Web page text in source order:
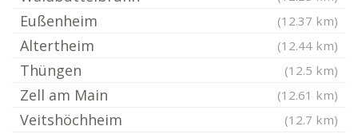
Eußenheim (12.37 km)
Altertheim (12.44 km)
Thüngen (12.5 km)
Zell am Main (12.61 km)
Veitshöchheim (12.7 km)